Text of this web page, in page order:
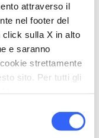
attraverso il
nel footer del
sulla X in alto
e saranno
strettamente
sito. Per tutti gli